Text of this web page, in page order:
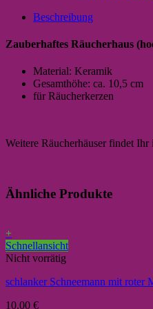
Beschreibung
Zauberhaftes Räucherhaus
Material: Keramik
Gesamthöhe: ca. 10,5 cm
für Räucherkerzen
Weitere Räucherhäuser findet
Ähnliche Produkte
+
Schnellansicht
Nicht vorrätig
schlanker Schneemann mit roter
10,00 €